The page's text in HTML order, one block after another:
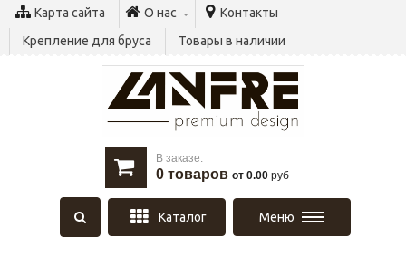
Карта сайта О нас
Контакты
Крепление для бруса
Товары в наличии
В заказе:
0 товаров от 0.00 руб
Каталог Меню